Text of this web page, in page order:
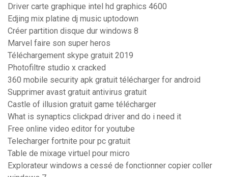
Driver carte graphique intel hd graphics 4600
Edjing mix platine dj music uptodown
Créer partition disque dur windows 8
Marvel faire son super heros
Téléchargement skype gratuit 2019
Photofiltre studio x cracked
360 mobile security apk gratuit télécharger for android
Supprimer avast gratuit antivirus gratuit
Castle of illusion gratuit game télécharger
What is synaptics clickpad driver and do i need it
Free online video editor for youtube
Telecharger fortnite pour pc gratuit
Table de mixage virtuel pour micro
Explorateur windows a cessé de fonctionner copier coller